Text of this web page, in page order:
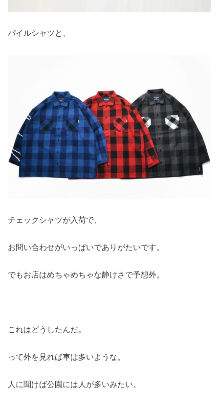
パイルシャツと、
チェックシャツが入荷で、
お問い合わせがいっぱいでありがたいです。
でもお店はめちゃめちゃな静けさで予想外。
これはどうしたんだ。
って外を見れば車は多いような。
人に聞けば公園には人が多いみたい。